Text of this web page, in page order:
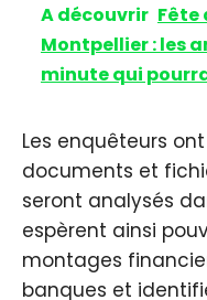
A découvrir Fête
Montpellier : les
minute qui
Les enquêteurs
documents et
seront analysés
espèrent ainsi
montages
banques et